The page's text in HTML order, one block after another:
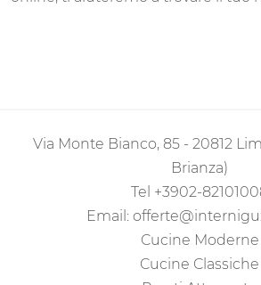
Via Monte Bianco, 85 - 20812
Brianza)
Tel +3902-
Email:
Cucine Moderne
Cucine Classiche